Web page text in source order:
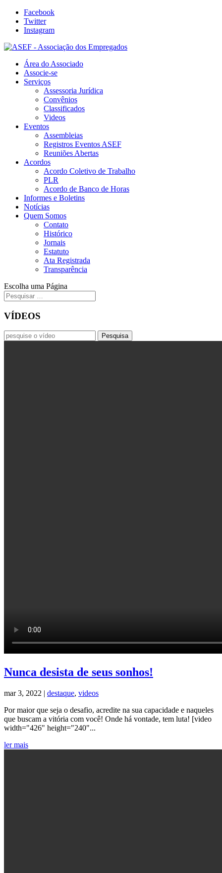
Facebook
Twitter
Instagram
Área do Associado
Associe-se
Serviços
Assessoria Jurídica
Convênios
Classificados
Videos
Eventos
Assembleias
Registros Eventos ASEF
Reuniões Abertas
Acordos
Acordo Coletivo de Trabalho
PLR
Acordo de Banco de Horas
Informes e Boletins
Notícias
Quem Somos
Contato
Histórico
Jornais
Estatuto
Ata Registrada
Transparência
Escolha uma Página
VÍDEOS
Pesquisar
por:
Nunca desista de seus sonhos!
mar 3, 2022 | destaque, videos
Por maior que seja o desafio, acredite na sua capacidade e naqueles
que buscam a vitória com você! Onde há vontade, tem luta! [video
width="426" height="240"...
ler mais